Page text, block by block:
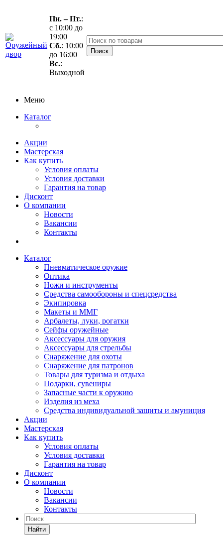
Пн. – Пт.:
с 10:00 до
19:00
Сб.: 10:00
до 16:00
Вс.:
Выходной
Меню
Каталог
Акции
Мастерская
Как купить
Условия оплаты
Условия доставки
Гарантия на товар
Дисконт
О компании
Новости
Вакансии
Контакты
Каталог
Пневматическое оружие
Оптика
Ножи и инструменты
Средства самообороны и спецсредства
Экипировка
Макеты и ММГ
Арбалеты, луки, рогатки
Сейфы оружейные
Аксессуары для оружия
Аксессуары для стрельбы
Снаряжение для охоты
Снаряжение для патронов
Товары для туризма и отдыха
Подарки, сувениры
Запасные части к оружию
Изделия из меха
Средства индивидуальной защиты и амуниция
Акции
Мастерская
Как купить
Условия оплаты
Условия доставки
Гарантия на товар
Дисконт
О компании
Новости
Вакансии
Контакты
Найти